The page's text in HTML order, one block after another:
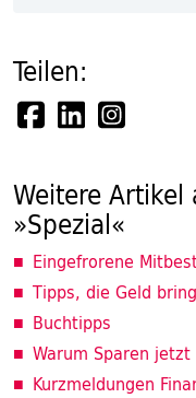
Teilen:
Weitere
»Spezial«
Eingefrorene
Tipps, die Geld
Buchtipps
Warum Sparen
Kurzmeldungen